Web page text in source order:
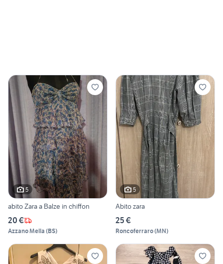
5
abito Zara a Balze in chiffon
20 €
Azzano Mella (BS)
5
Abito zara
25 €
Roncoferraro(MN)